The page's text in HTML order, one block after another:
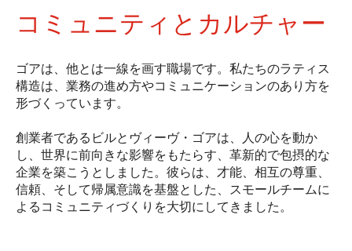
コミュニティとカルチャー
ゴアは、他とは一線を画す職場です。私たちのラティス
構造は、業務の進め方やコミュニケーションのあり方を
形づくっています。
創業者であるビルとヴィーヴ・ゴアは、人の心を動か
し、世界に前向きな影響をもたらす、革新的で包摂的な
企業を築こうとしました。彼らは、才能、相互の尊重、
信頼、そして帰属意識を基盤とした、スモールチームに
よるコミュニティづくりを大切にしてきました。